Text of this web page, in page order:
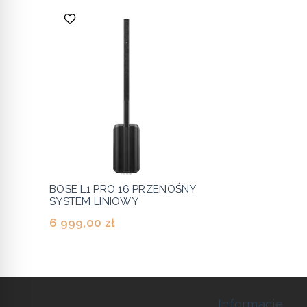
BOSE L1 PRO 16 PRZENOŚNY
SYSTEM LINIOWY
6 999,00 zł
Informacje